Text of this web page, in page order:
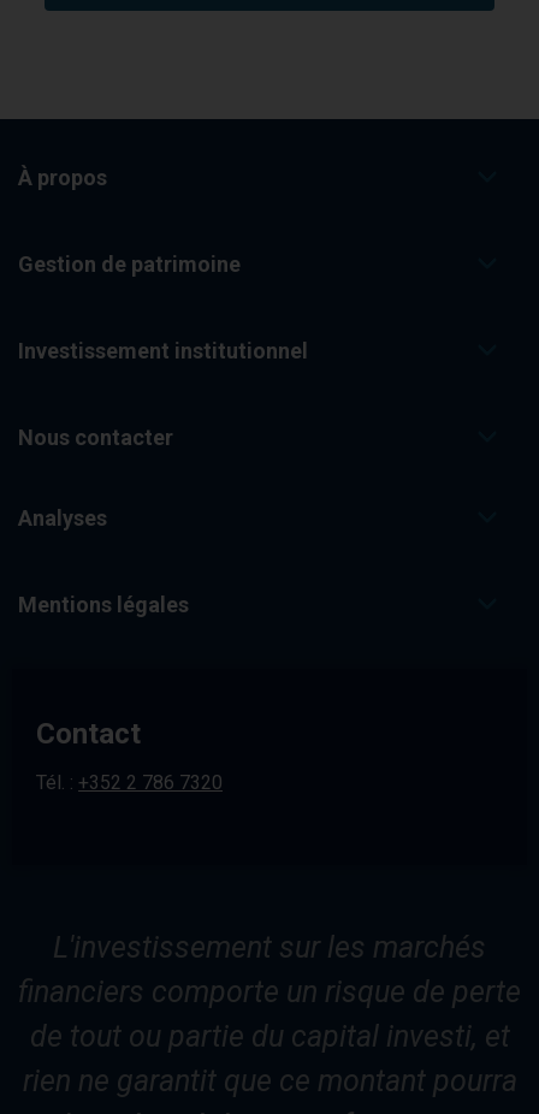
À propos
Gestion de patrimoine
Investissement institutionnel
Nous contacter
Analyses
Mentions légales
Contact
Tél. : +352 2 786 7320
L'investissement sur les marchés
financiers comporte un risque de perte
de tout ou partie du capital investi, et
rien ne garantit que ce montant pourra